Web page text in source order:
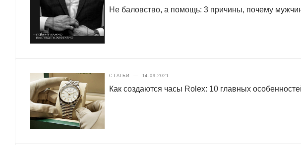
Не баловство, а помощь: 3 причины, почему
СТАТЬИ — 14.09.2021
Как создаются часы Rolex: 10 главных